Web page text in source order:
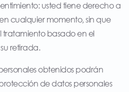
usted tiene derecho a
cualquier momento, sin que
tratamiento basado en el
retirada.
obtenidos podrán
de datos personales